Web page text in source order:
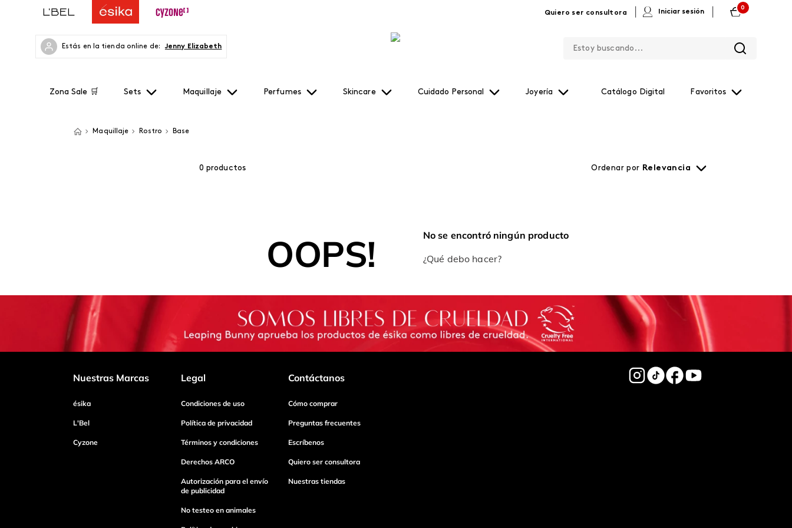
Quiero ser consultora Iniciar sesión
0
Estás en la tienda online de: Jenny Elizabeth
Zona Sale 🛒 Sets Maquillaje Perfumes Skincare Cuidado Personal Joyería Catálogo Digital Favoritos
Maquillaje Rostro Base
0 productos Ordenar por Relevancia
OOPS!
No se encontró ningún producto
¿Qué debo hacer?
Nuestras Marcas
ésika
L'Bel
Cyzone
Legal
Condiciones de uso
Política de privacidad
Términos y condiciones
Derechos ARCO
Autorización para el envío
de publicidad
No testeo en animales
Contáctanos
Cómo comprar
Preguntas frecuentes
Escríbenos
Quiero ser consultora
Nuestras tiendas